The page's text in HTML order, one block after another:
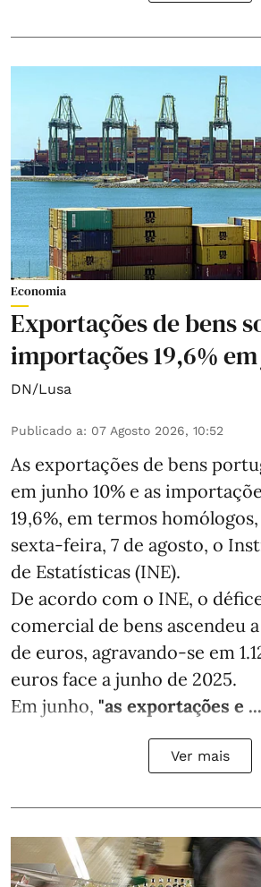
Economia
Exportações de bens
importações 19,6%
DN/Lusa
Publicado a: 07 Agosto 2026, 10:52
As exportações de bens
em junho 10% e as
19,6%, em termos
sexta-feira, 7 de agosto, o
de Estatísticas (INE).
De acordo com o INE, o
comercial de bens ascendeu
de euros, agravando-se em
euros face a junho de 2025.
Em junho, "as exportações e ...
Ver mais